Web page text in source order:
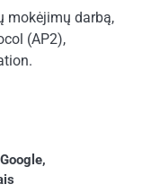
mokėjimų darbą,
(AP2),
Google,